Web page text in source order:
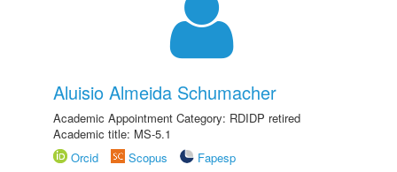
Aluisio Almeida Schumacher
Academic Appointment Category: RDIDP retired
Academic title: MS-5.1
Orcid
Scopus
Fapesp